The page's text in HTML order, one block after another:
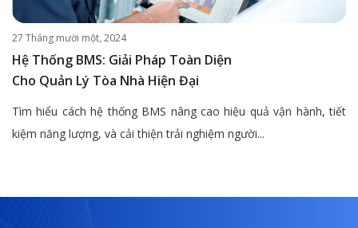
27 Tháng mười một, 2024
Hệ Thống BMS: Giải Pháp Toàn Diện
Cho Quản Lý Tòa Nhà Hiện Đại
Tìm hiểu cách hệ thống BMS nâng cao hiệu quả vận hành, tiết
kiệm năng lượng, và cải thiện trải nghiệm người...